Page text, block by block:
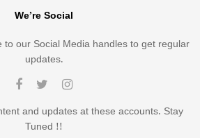
We’re Social
to our Social Media handles to get regular
updates.
and updates at these accounts. Stay
Tuned !!